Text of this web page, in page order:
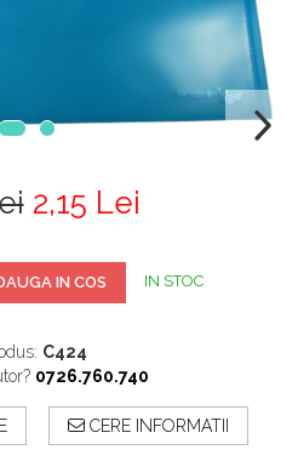
2,15 Lei
IN COS IN STOC
C424
0726.760.740
CERE INFORMATII